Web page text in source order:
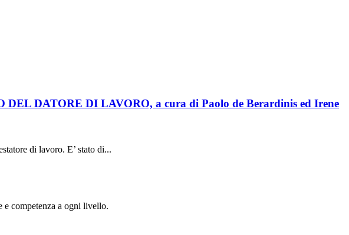
DATORE DI LAVORO, a cura di Paolo de Berardinis ed Irene
di lavoro. E’ stato di...
e competenza a ogni livello.